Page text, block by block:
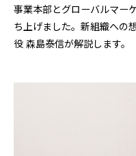
事業本部とグローバルマー
ち上げました。新組織への
役 森島泰信が解説します。